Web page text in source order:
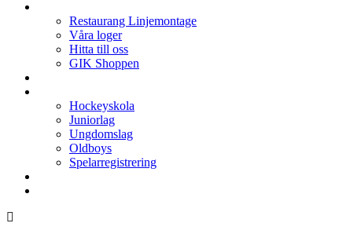
Restaurang Linjemontage
Våra loger
Hitta till oss
GIK Shoppen
Hockeyskola
Juniorlag
Ungdomslag
Oldboys
Spelarregistrering